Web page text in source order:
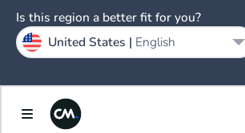
Is this region a better fit for you?
United States | English